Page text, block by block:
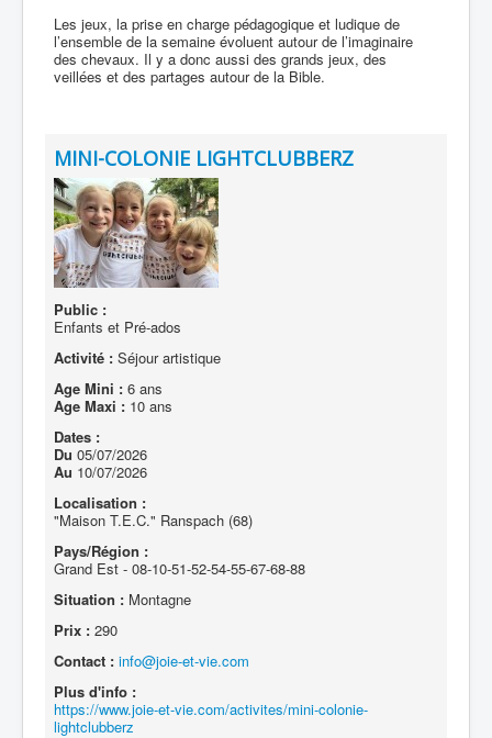
Les jeux, la prise en charge pédagogique et ludique de
l’ensemble de la semaine évoluent autour de l’imaginaire
des chevaux. Il y a donc aussi des grands jeux, des
veillées et des partages autour de la Bible.
MINI-COLONIE LIGHTCLUBBERZ
Public :
Enfants et Pré-ados
Activité : Séjour artistique
Age Mini : 6 ans
Age Maxi : 10 ans
Dates :
Du 05/07/2026
Au 10/07/2026
Localisation :
"Maison T.E.C." Ranspach (68)
Pays/Région :
Grand Est - 08-10-51-52-54-55-67-68-88
Situation : Montagne
Prix : 290
Contact : info@joie-et-vie.com
Plus d'info :
https://www.joie-et-vie.com/activites/mini-colonie-
lightclubberz